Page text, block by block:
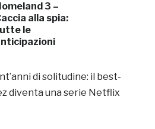
3 –
alla spia:
le
di solitudine: il best-
diventa una serie Netflix